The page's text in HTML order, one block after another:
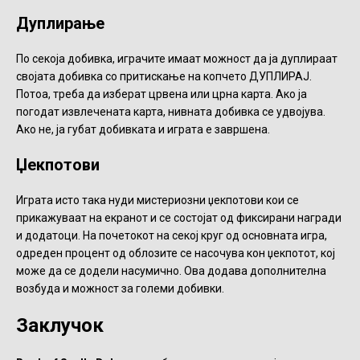
Дуплирање
По секоја добивка, играчите имаат можност да ја дуплираат
својата добивка со притискање на копчето ДУПЛИРАЈ.
Потоа, треба да изберат црвена или црна карта. Ако ја
погодат извлечената карта, нивната добивка се удвојува.
Ако не, ја губат добивката и играта е завршена.
Џекпотови
Играта исто така нуди мистериозни џекпотови кои се
прикажуваат на екранот и се состојат од фиксирани награди
и додатоци. На почетокот на секој круг од основната игра,
одреден процент од облозите се насочува кон џекпотот, кој
може да се додели насумично. Ова додава дополнителна
возбуда и можност за големи добивки.
Заклучок